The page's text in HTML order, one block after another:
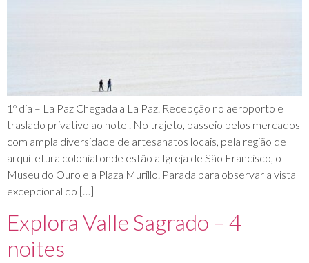
1º dia – La Paz Chegada a La Paz. Recepção no aeroporto e
traslado privativo ao hotel. No trajeto, passeio pelos mercados
com ampla diversidade de artesanatos locais, pela região de
arquitetura colonial onde estão a Igreja de São Francisco, o
Museu do Ouro e a Plaza Murillo. Parada para observar a vista
excepcional do […]
Explora Valle Sagrado – 4
noites